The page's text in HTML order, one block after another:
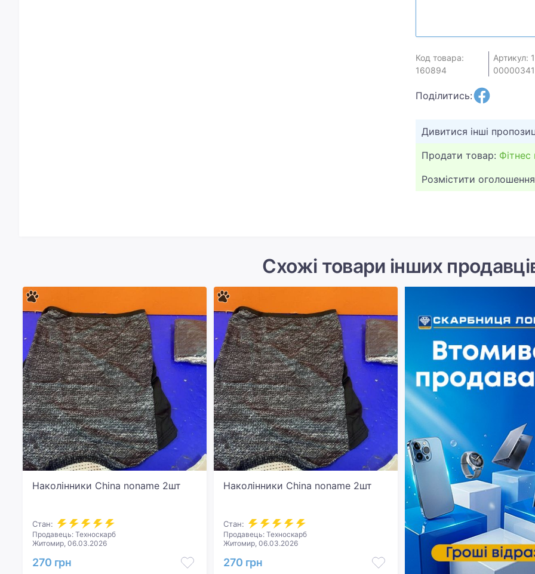
Код товара:
160894
Артикул:
Поділитись:
Дивитися інші
Продати товар: Фітнес
Розмістити
Схожі товари інших
Наколінники China noname 2шт
Стан:
Продавець: Техноскарб
Житомир, 06.03.2026
270 грн
Наколінники China noname 2шт
Стан:
Продавець: Техноскарб
Житомир, 06.03.2026
270 грн